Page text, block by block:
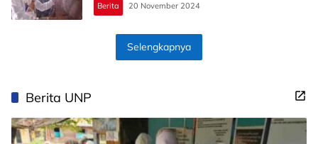
Berita 20 November 2024
Selengkapnya
Berita UNP